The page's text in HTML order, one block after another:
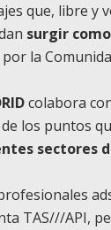
que, libre y
surgir
la
colabora
los puntos
sectores
TAS///API,